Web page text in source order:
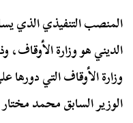
المنصب التنفيذي الذي
الديني هو وزارة
وزارة الأوقاف التي
الوزير السابق محمد